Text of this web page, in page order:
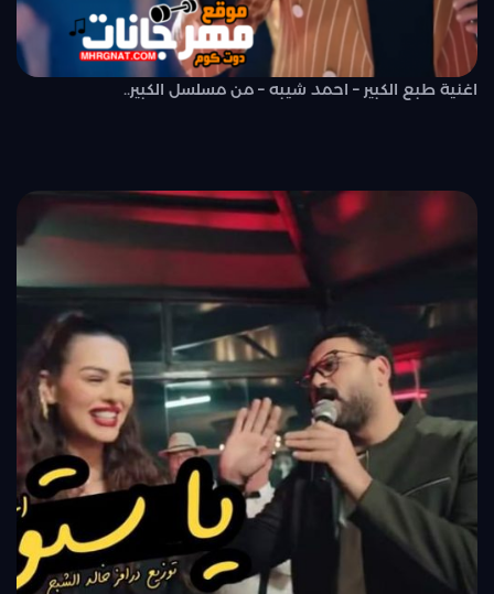
اغنية طبع الكبير – احمد شيبه – من مسلسل الكبير..